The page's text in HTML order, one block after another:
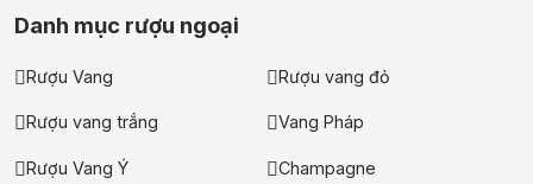
Danh mục rượu ngoại
Rượu Vang Rượu vang đỏ
Rượu vang trắng Vang Pháp
Rượu Vang Ý Champagne